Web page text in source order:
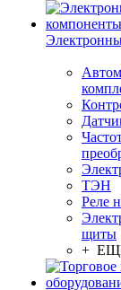
ТЭН
Реле
щиты
+